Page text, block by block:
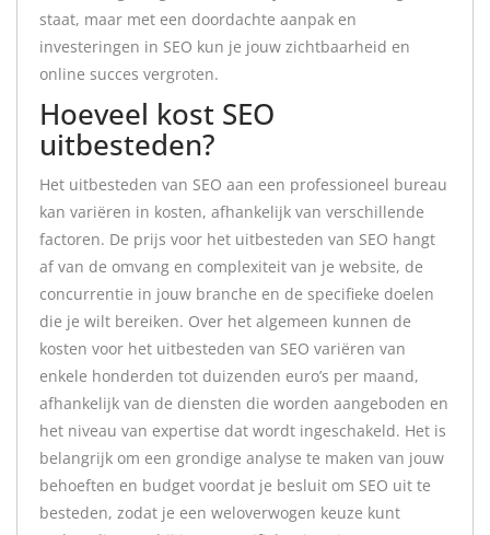
staat, maar met een doordachte aanpak en
investeringen in SEO kun je jouw zichtbaarheid en
online succes vergroten.
Hoeveel kost SEO
uitbesteden?
Het uitbesteden van SEO aan een professioneel bureau
kan variëren in kosten, afhankelijk van verschillende
factoren. De prijs voor het uitbesteden van SEO hangt
af van de omvang en complexiteit van je website, de
concurrentie in jouw branche en de specifieke doelen
die je wilt bereiken. Over het algemeen kunnen de
kosten voor het uitbesteden van SEO variëren van
enkele honderden tot duizenden euro’s per maand,
afhankelijk van de diensten die worden aangeboden en
het niveau van expertise dat wordt ingeschakeld. Het is
belangrijk om een grondige analyse te maken van jouw
behoeften en budget voordat je besluit om SEO uit te
besteden, zodat je een weloverwogen keuze kunt